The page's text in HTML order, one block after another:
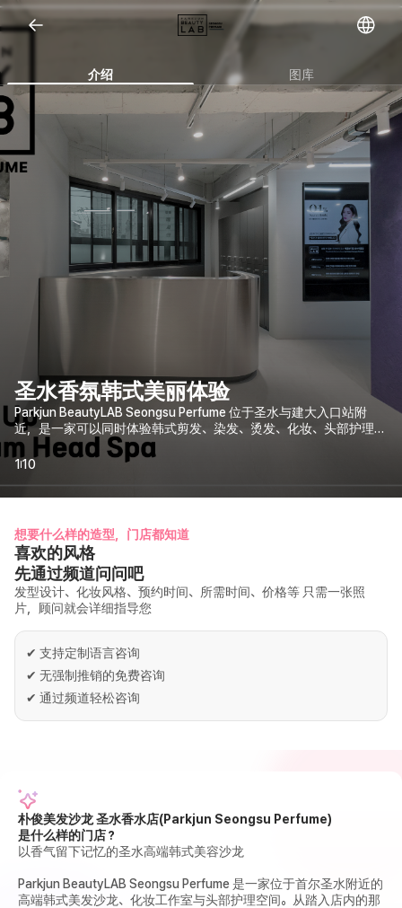
介绍 图库
Open representative images
圣水香氛韩式美丽体验
Parkjun BeautyLAB Seongsu Perfume 位于圣水与建大入口站附
近，是一家可以同时体验韩式剪发、染发、烫发、化妆、头部护理与
秀发护理的高端韩式美容沙龙。 我们会根据您的五官、发质、头发
状态、肤色与个人风格，提供细致的定制咨询。从自然焕新造型到
1 10
想要什么样的造型，门店都知道
喜欢的风格
先通过频道问问吧
发型设计、化妆风格、预约时间、所需时间、价格等 只需一张照
片，顾问就会详细指导您
✔ 支持定制语言咨询
✔ 无强制推销的免费咨询
✔ 通过频道轻松咨询
朴俊美发沙龙 圣水香水店(Parkjun Seongsu Perfume)
是什么样的门店？
以香气留下记忆的圣水高端韩式美容沙龙
Parkjun BeautyLAB Seongsu Perfume 是一家位于首尔圣水附近的
高端韩式美发沙龙、化妆工作室与头部护理空间。从踏入店内的那